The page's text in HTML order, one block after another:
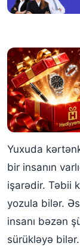
Yuxuda
bir insanın
işarədir. Təbii
yozula bilər.
insanı bəzən
sürükləyə bilər.